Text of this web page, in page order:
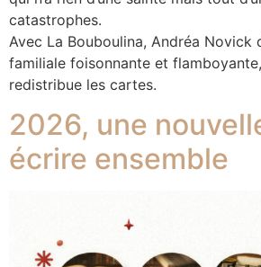
catastrophes.
Avec La Bouboulina, Andréa Novick
familiale foisonnante et
redistribue les cartes.
2026, une
écrire ensemble